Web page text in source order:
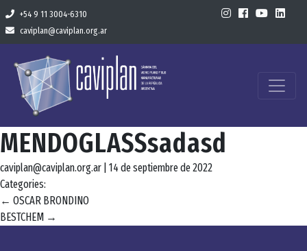
+54 9 11 3004-6310
caviplan@caviplan.org.ar
MENDOGLASSsadasd
caviplan@caviplan.org.ar 14 de septiembre de 2022
Categories:
Navegación
de
← OSCAR BRONDINO
BESTCHEM →